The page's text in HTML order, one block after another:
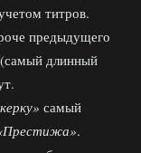
титров.
предыдущего
(самый длинный
самый
.